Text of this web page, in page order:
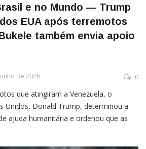
e no Mundo — Trump
EUA após terremotos
também envia apoio
De 2026 0
que atingiram a Venezuela, o
Unidos, Donald Trump, determinou a
ajuda humanitária e ordenou que as